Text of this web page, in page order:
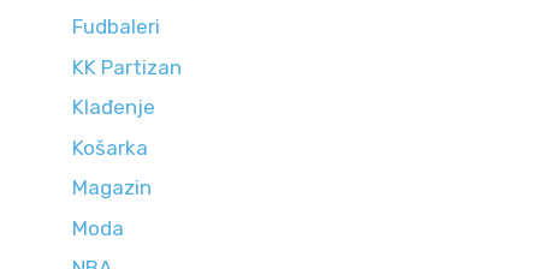
Fudbaleri
KK Partizan
Klađenje
Košarka
Magazin
Moda